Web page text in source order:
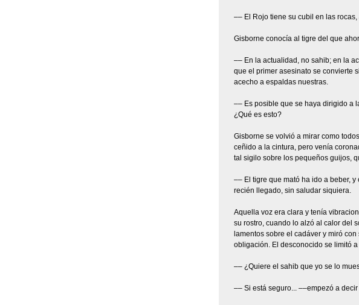
–– El Rojo tiene su cubil en las
Gisborne conocía al tigre del que
–– En la actualidad, no sahib; en la
que el primer asesinato se convierte
acecho a espaldas nuestras.
–– Es posible que se haya dirigido a
¿Qué es esto?
Gisborne se volvió a mirar como
ceñido a la cintura, pero venía
tal sigilo sobre los pequeños guijos,
–– El tigre que mató ha ido a beber,
recién llegado, sin saludar siquiera.
Aquella voz era clara y tenía
su rostro, cuando lo alzó al calor del
lamentos sobre el cadáver y miró
obligación. El desconocido se limitó a
–– ¿Quiere el sahib que yo se lo
–– Si está seguro... ––empezó a